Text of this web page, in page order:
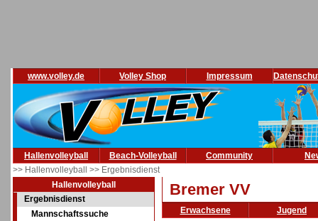
www.volley.de Volley Shop Impressum
Hallenvolleyball Beach-Volleyball Community
>> Hallenvolleyball >> Ergebnisdienst
Hallenvolleyball
Ergebnisdienst
Mannschaftssuche
Bremer VV
Erwachsene Jugend